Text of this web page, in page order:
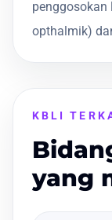
penggosokan
opthalmik)
KBLI
yang